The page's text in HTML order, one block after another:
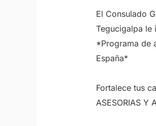
El Consulado
Tegucigalpa le
*Programa de
España*
Fortalece tus
ASESORIAS Y